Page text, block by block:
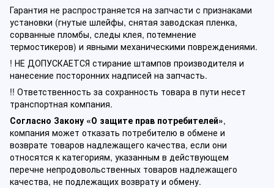
Гарантия не распространяется на запчасти с признаками
установки (гнутые шлейфы, снятая заводская пленка,
сорванные пломбы, следы клея, потемнение
термостикеров) и явными механическими повреждениями.
! НЕ ДОПУСКАЕТСЯ стирание штампов производителя и
нанесение посторонних надписей на запчасть.
!! Ответственность за сохранность товара в пути несет
транспортная компания.
Согласно Закону «О защите прав потребителей»,
компания может отказать потребителю в обмене и
возврате товаров надлежащего качества, если они
относятся к категориям, указанным в действующем
перечне непродовольственных товаров надлежащего
качества, не подлежащих возврату и обмену.